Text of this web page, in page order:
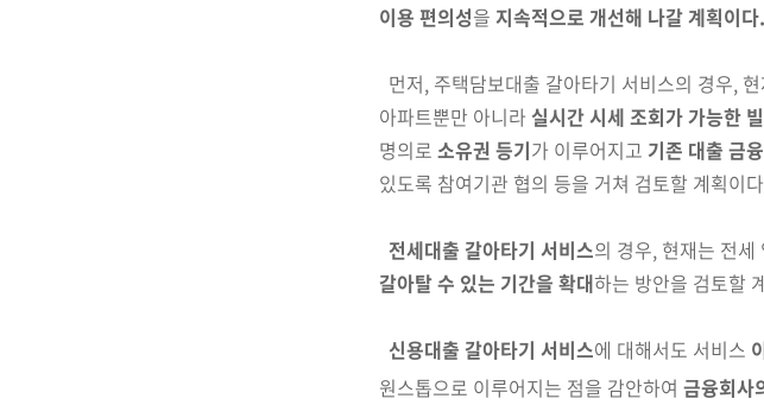
이용 편의성을 지속적으로 개선해 나갈 계획이다.
먼저, 주택담보대출 갈아타기 서비스의 경우, 현
아파트뿐만 아니라 실시간 시세 조회가 가능한
명의로 소유권 등기가 이루어지고 기존 대출 금
있도록 참여기관 협의 등을 거쳐 검토할 계획이
전세대출 갈아타기 서비스의 경우, 현재는 전
갈아탈 수 있는 기간을 확대하는 방안을 검토할
신용대출 갈아타기 서비스에 대해서도 서비스
원스톱으로 이루어지는 점을 감안하여 금융회사